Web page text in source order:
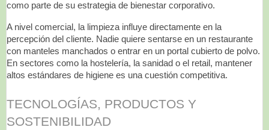
como parte de su estrategia de bienestar corporativo.
A nivel comercial, la limpieza influye directamente en la
percepción del cliente. Nadie quiere sentarse en un restaurante
con manteles manchados o entrar en un portal cubierto de polvo.
En sectores como la hostelería, la sanidad o el retail, mantener
altos estándares de higiene es una cuestión competitiva.
TECNOLOGÍAS, PRODUCTOS Y
SOSTENIBILIDAD